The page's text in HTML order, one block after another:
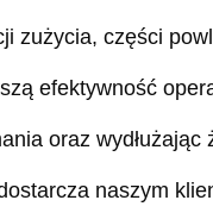
zużycia, części
efektywność
oraz wydłużając
naszym